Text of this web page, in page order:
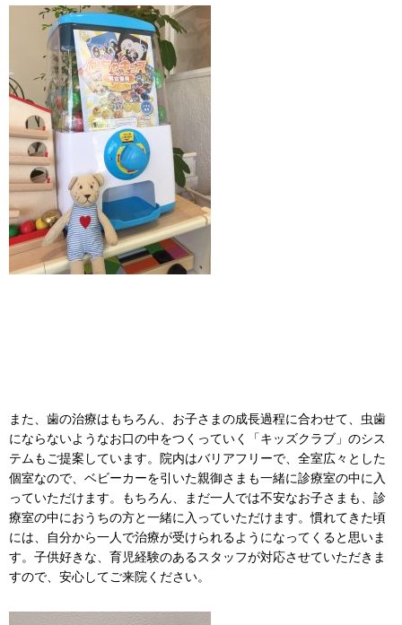
また、歯の治療はもちろん、お子さまの成長過程に合わせて、虫歯
にならないようなお口の中をつくっていく「キッズクラブ」のシス
テムもご提案しています。院内はバリアフリーで、全室広々とした
個室なので、ベビーカーを引いた親御さまも一緒に診療室の中に入
っていただけます。もちろん、まだ一人では不安なお子さまも、診
療室の中におうちの方と一緒に入っていただけます。慣れてきた頃
には、自分から一人で治療が受けられるようになってくると思いま
す。子供好きな、育児経験のあるスタッフが対応させていただきま
すので、安心してご来院ください。